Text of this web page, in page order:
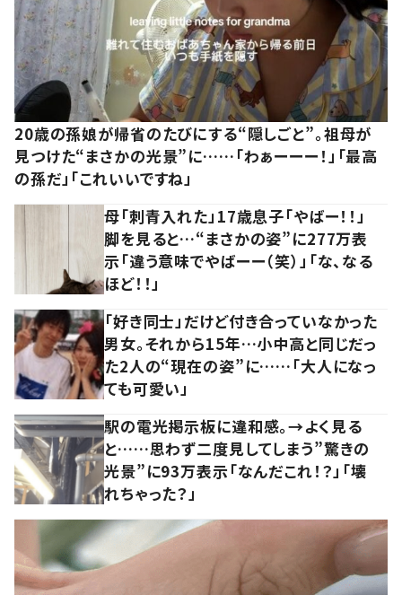
20歳の孫娘が帰省のたびにする“隠しごと”。祖母が
見つけた“まさかの光景”に……「わぁーーー！」「最高
の孫だ」「これいいですね」
母「刺青入れた」17歳息子「やばー！！」
脚を見ると…“まさかの姿”に277万表
示「違う意味でやばーー（笑）」「な、なる
ほど！！」
「好き同士」だけど付き合っていなかった
男女。それから15年…小中高と同じだっ
た2人の“現在の姿”に……「大人になっ
ても可愛い」
駅の電光掲示板に違和感。→よく見る
と……思わず二度見してしまう”驚きの
光景”に93万表示「なんだこれ！？」「壊
れちゃった？」